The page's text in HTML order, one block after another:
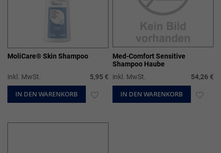
MoliCare® Skin Shampoo
inkl. MwSt. 5,95 €
IN DEN WARENKORB ZUR
Med-Comfort Sensitive
Shampoo Haube
inkl. MwSt.
54,26 €
IN DEN WARENKORB ZUR